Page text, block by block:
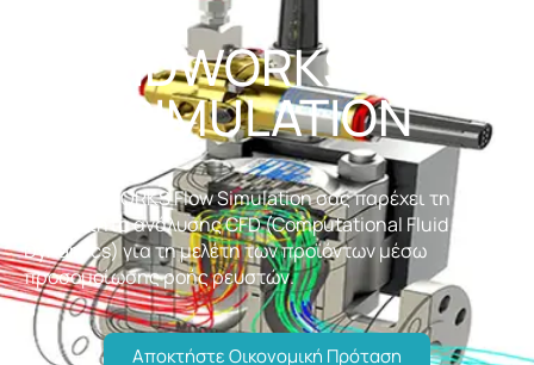
SOLIDWORKS FLOW
SIMULATION
SOLIDWORKS Flow Simulationσας παρέχει τη
δυνατότητα ανάλυσης CFD (Computational Fluid
Dynamics) για τη μελέτη των προϊόντων μέσω
προσομοίωσης ροής ρευστών.
Αποκτήστε Οικονομική Πρόταση